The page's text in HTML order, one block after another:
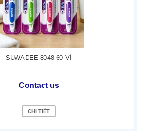
SUWADEE-8048-60 VỈ
Contact us
CHI TIẾT